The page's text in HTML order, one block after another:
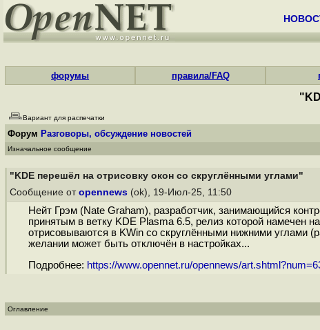
форумы правила/FAQ
Вариант для распечатки
Форум Разговоры, обсуждение новостей
Изначальное сообщение
"KDE перешёл на отрисовку окон со скруглёнными углами"
Сообщение от opennews (ok), 19-Июл-25, 11:50
Нейт Грэм (Nate Graham), разработчик, занимающийся
принятым в ветку KDE Plasma 6.5, релиз которой намечен
отрисовываются в KWin со скруглёнными нижними углами
желании может быть отключён в настройках...
Подробнее: https://www.opennet.ru/opennews/
Оглавление